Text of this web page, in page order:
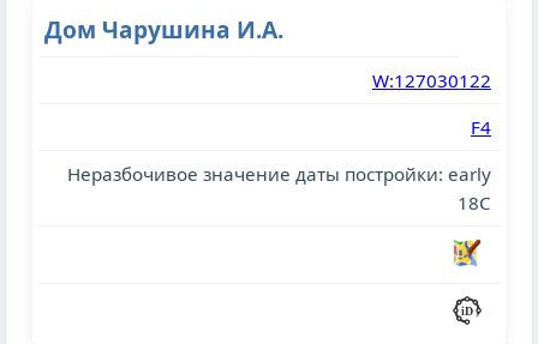
Дом Чарушина И.А.
W:127030122
F4
Неразбочивое значение даты постройки: early
18C